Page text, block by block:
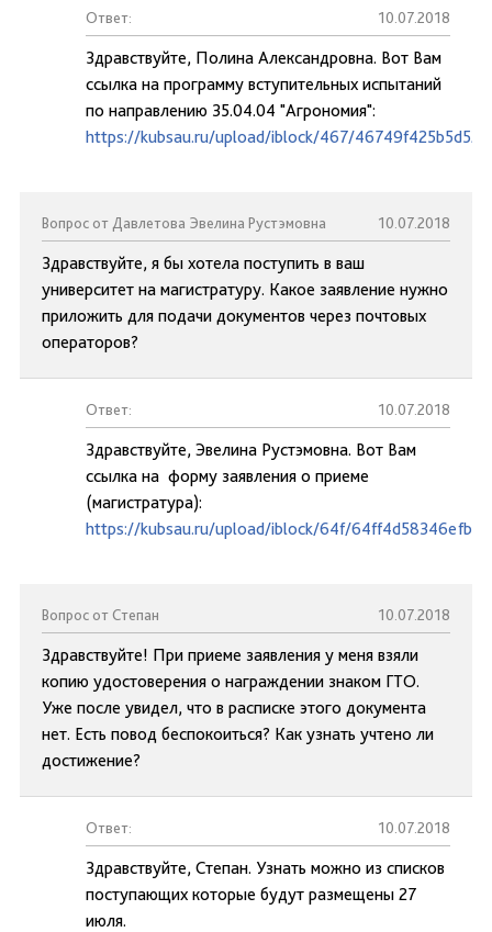
Ответ: 10.07.2018
Здравствуйте, Полина Александровна. Вот Вам
ссылка на программу вступительных испытаний
по направлению 35.04.04 "Агрономия":
https://kubsau.ru/upload/iblock/467/
Вопрос от Давлетова Эвелина Рустэмовна 10.07.2018
Здравствуйте, я бы хотела поступить в ваш
университет на магистратуру. Какое заявление нужно
приложить для подачи документов через почтовых
операторов?
Ответ: 10.07.2018
Здравствуйте, Эвелина Рустэмовна. Вот Вам
ссылка на форму заявления о приеме
(магистратура):
https://kubsau.ru/upload/iblock/64f/
Вопрос от Степан 10.07.2018
Здравствуйте! При приеме заявления у меня взяли
копию удостоверения о награждении знаком ГТО.
Уже после увидел, что в расписке этого документа
нет. Есть повод беспокоиться? Как узнать учтено ли
достижение?
Ответ: 10.07.2018
Здравствуйте, Степан. Узнать можно из списков
поступающих которые будут размещены 27
июля.